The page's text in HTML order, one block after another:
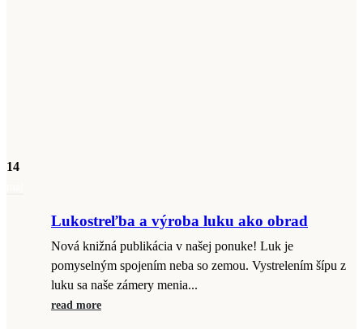
14
Lukostreľba a výroba luku ako obrad
Nová knižná publikácia v našej ponuke! Luk je
pomyselným spojením neba so zemou. Vystrelením šípu z
luku sa naše zámery menia...
read more